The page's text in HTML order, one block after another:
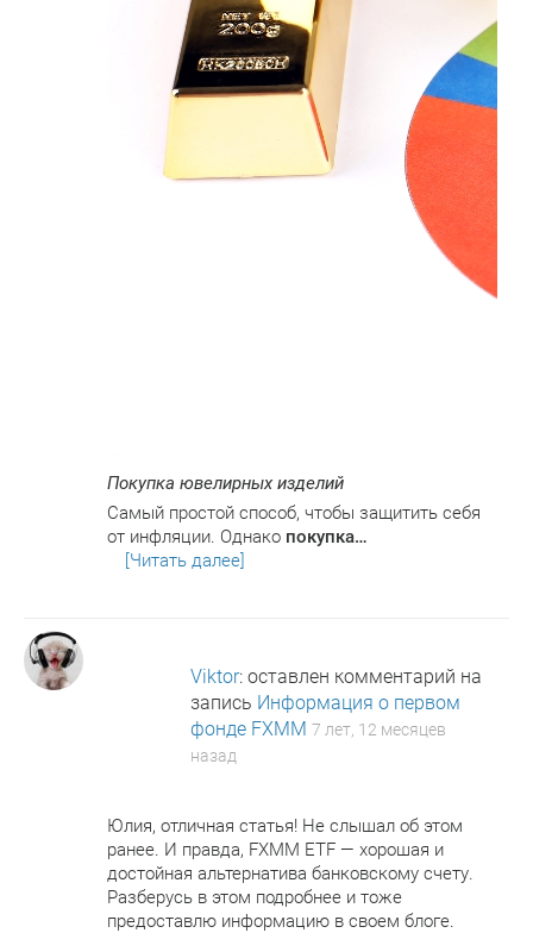
Покупка ювелирных изделий
Самый простой способ, чтобы защитить себя
от инфляции. Однако покупка…
[Читать далее]
Viktor: оставлен комментарий на
запись Информация о первом
фонде FXMM 7 лет, 12 месяцев
назад
Юлия, отличная статья! Не слышал об этом
ранее. И правда, FXMM ETF — хорошая и
достойная альтернатива банковскому счету.
Разберусь в этом подробнее и тоже
предоставлю информацию в своем блоге.